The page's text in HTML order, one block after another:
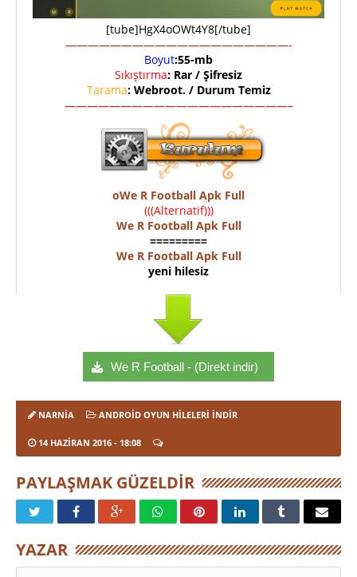
[tube]HgX4oOWt4Y8[/tube]
————————————————————-
Boyut:55-mb
Sıkıştırma: Rar / Şifresiz
Tarama: Webroot. / Durum Temiz
————————————————————–
oWe R Football Apk Full
(((Alternatif)))
We R Football Apk Full
=========
We R Football Apk Full
yeni hilesiz
We R Football - (Direkt indir)
NARNIA ANDROID OYUN HILELERI İNDIR
14 HAZIRAN 2016 - 18:08
PAYLAŞMAK GÜZELDIR
YAZAR